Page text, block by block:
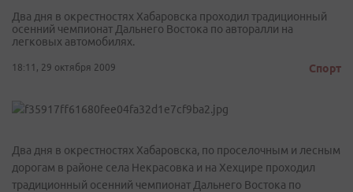
Два дня в окрестностях Хабаровска проходил традиционный
осенний чемпионат Дальнего Востока по авторалли на
легковых автомобилях.
18:11, 29 октября 2009 Спорт
Два дня в окрестностях Хабаровска, по проселочным и лесным
дорогам в районе села Некрасовка и на Хехцире проходил
традиционный осенний чемпионат Дальнего Востока по